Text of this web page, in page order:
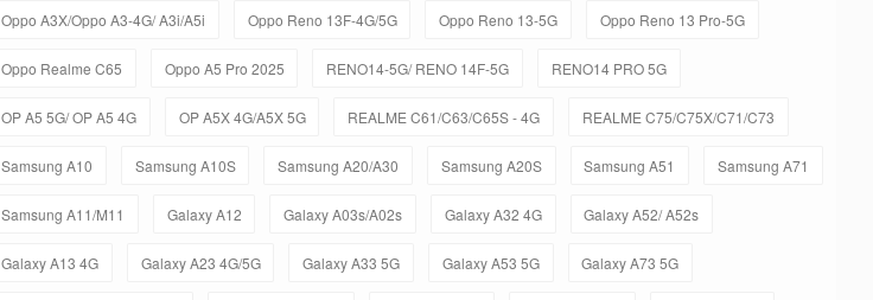
Oppo A3X/Oppo A3-4G/ A3i/A5i Oppo Reno 13F-4G/5G Oppo Reno 13-5G Oppo Reno 13 Pro-5G
Oppo Realme C65 Oppo A5 Pro 2025 RENO14-5G/ RENO 14F-5G RENO14 PRO 5G
OP A5 5G/ OP A5 4G OP A5X 4G/A5X 5G REALME C61/C63/C65S - 4G REALME C75/C75X/C71/C73
Samsung A10 Samsung A10S Samsung A20/A30 Samsung A20S Samsung A51 Samsung A71
Samsung A11/M11 Galaxy A12 Galaxy A03s/A02s Galaxy A32 4G Galaxy A52/ A52s
Galaxy A13 4G Galaxy A23 4G/5G Galaxy A33 5G Galaxy A53 5G Galaxy A73 5G